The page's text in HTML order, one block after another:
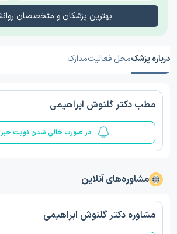
بهترین پزشکان و متخصصان
درباره پزشکمحل فعالیتمدارک
مطب دکتر گلنوش ابراهیمی
در صورت خالی شدن نوبت
مشاوره‌های آنلاین
مشاوره دکتر گلنوش ابراهیمی